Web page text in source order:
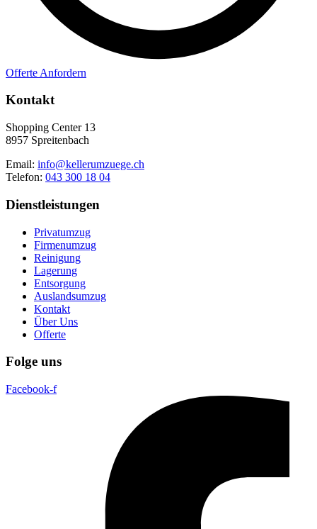
Offerte Anfordern
Kontakt
Shopping Center 13
8957 Spreitenbach
Email: info@kellerumzuege.ch
Telefon: 043 300 18 04
Dienstleistungen
Privatumzug
Firmenumzug
Reinigung
Lagerung
Entsorgung
Auslandsumzug
Kontakt
Über Uns
Offerte
Folge uns
Facebook-f